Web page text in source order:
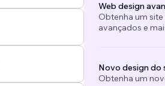
Web design
Obtenha um
avançados e
Novo design do
Obtenha um